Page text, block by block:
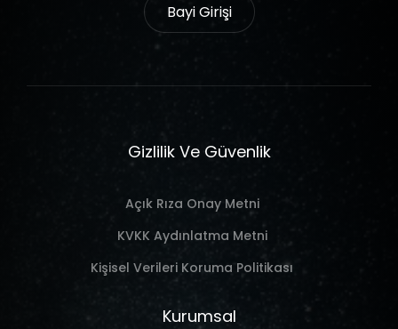
Bayi Girişi
Gizlilik Ve Güvenlik
Açık Rıza Onay Metni
KVKK Aydınlatma Metni
Kişisel Verileri Koruma Politikası
Kurumsal